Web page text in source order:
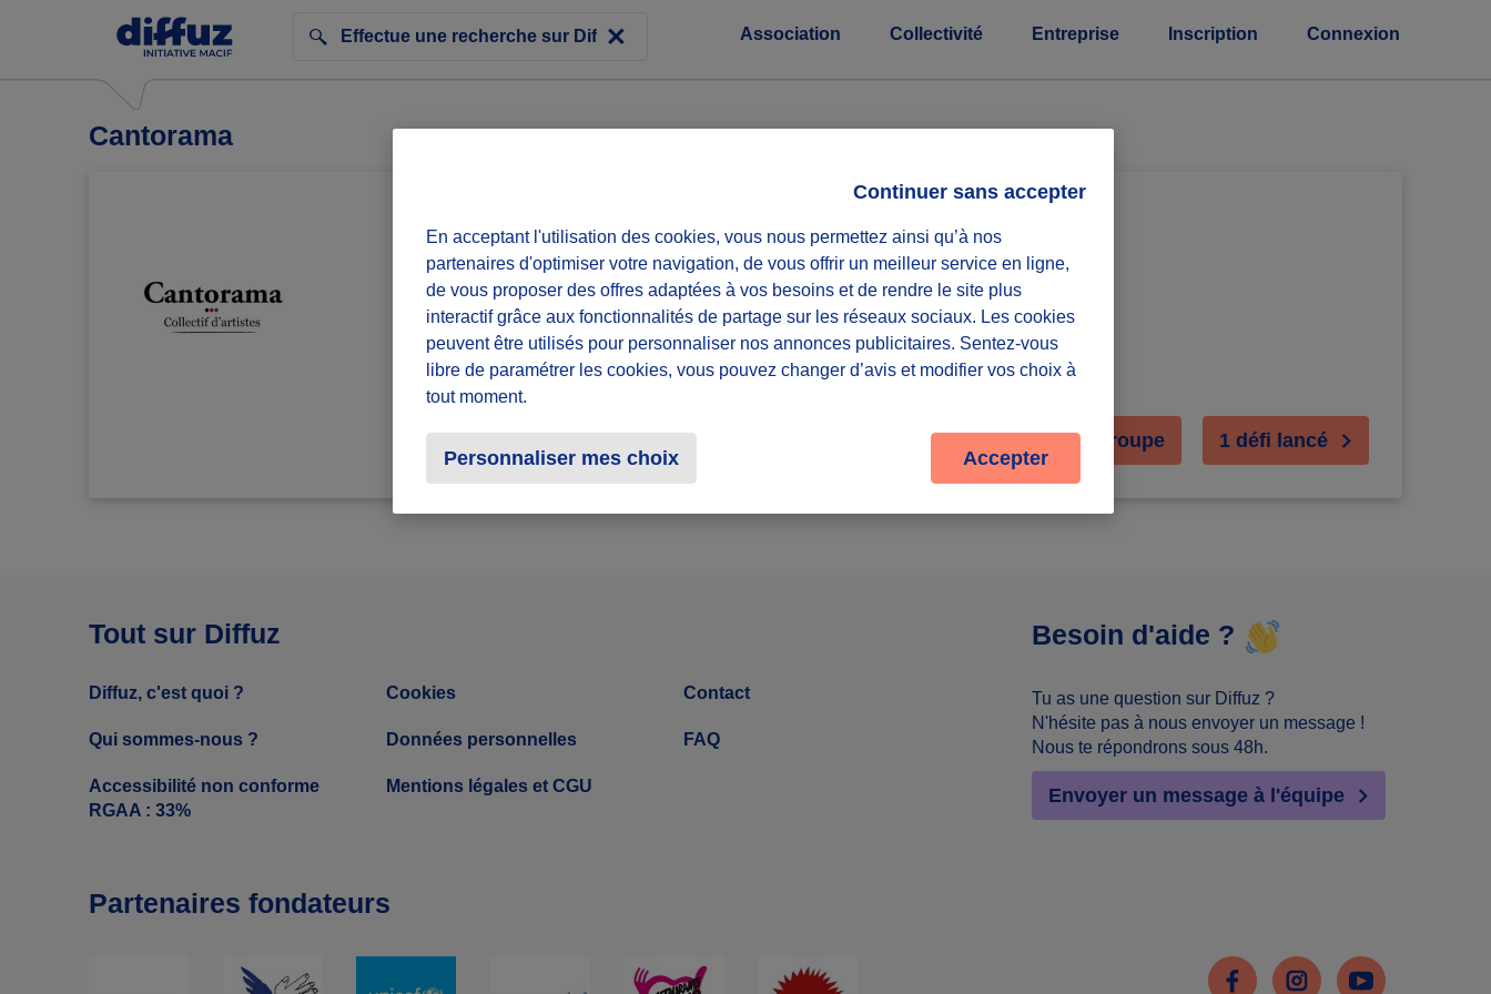
Association Collectivité Entreprise Inscription Connexion
Cantorama
Rejoindre le groupe 1 défi lancé
Tout sur Diffuz
Diffuz, c'est quoi ?
Qui sommes-nous ?
Accessibilité non conforme
RGAA : 33%
Cookies
Données personnelles
Mentions légales et CGU
Contact
FAQ
Besoin d'aide ?
Tu as une question sur Diffuz ?
N'hésite pas à nous envoyer un message !
Nous te répondrons sous 48h.
Envoyer un message à l'équipe
Partenaires fondateurs
FacebookInstagramYoutube
En acceptant l'utilisation des cookies, vous nous permettez ainsi qu’à nos
partenaires d'optimiser votre navigation, de vous offrir un meilleur service en ligne,
de vous proposer des offres adaptées à vos besoins et de rendre le site plus
interactif grâce aux fonctionnalités de partage sur les réseaux sociaux. Les cookies
peuvent être utilisés pour personnaliser nos annonces publicitaires. Sentez-vous
libre de paramétrer les cookies, vous pouvez changer d’avis et modifier vos choix à
tout moment.
Personnaliser mes choix
Continuer sans accepter
Accepter